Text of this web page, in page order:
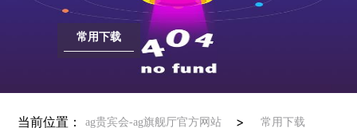
常用下载
当前位置： ag贵宾会-ag旗舰厅官方网站 >常用下载